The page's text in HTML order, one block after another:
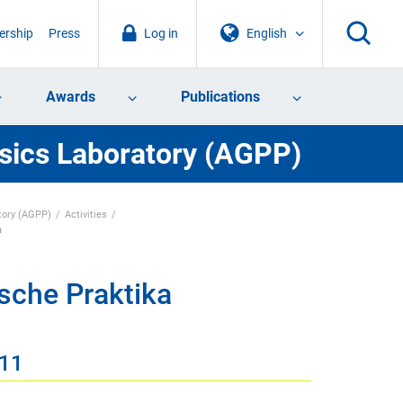
English
Log in
Press
Awards Publications
Laboratory (AGPP)
(AGPP)
Activities
Praktika